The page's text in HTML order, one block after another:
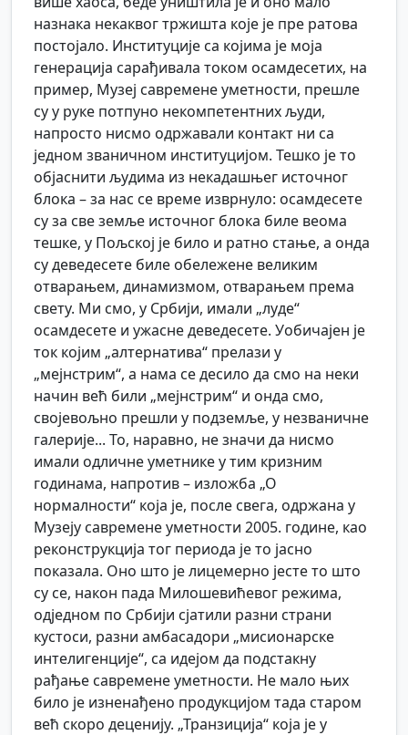
назнака некаквог тржишта које је пре ратова
постојало. Институције са којима је моја
генерација сарађивала током осамдесетих, на
пример, Музеј савремене уметности, прешле
су у руке потпуно некомпетентних људи,
напросто нисмо одржавали контакт ни са
једном званичном институцијом. Тешко је то
објаснити људима из некадашњег источног
блока – за нас се време изврнуло: осамдесете
су за све земље источног блока биле веома
тешке, у Пољској је било и ратно стање, а онда
су деведесете биле обележене великим
отварањем, динамизмом, отварањем према
свету. Ми смо, у Србији, имали „луде“
осамдесете и ужасне деведесете. Уобичајен је
ток којим „алтернатива“ прелази у
„мејнстрим“, а нама се десило да смо на неки
начин већ били „мејнстрим“ и онда смо,
својевољно прешли у подземље, у незваничне
галерије... То, наравно, не значи да нисмо
имали одличне уметнике у тим кризним
годинама, напротив – изложба „О
нормалности“ која је, после свега, одржана у
Музеју савремене уметности 2005. године, као
реконструкција тог периода је то јасно
показала. Оно што је лицемерно јесте то што
су се, након пада Милошевићевог режима,
одједном по Србији сјатили разни страни
кустоси, разни амбасадори „мисионарске
интелигенције“, са идејом да подстакну
рађање савремене уметности. Не мало њих
било је изненађено продукцијом тада старом
већ скоро деценију. „Транзиција“ која је у